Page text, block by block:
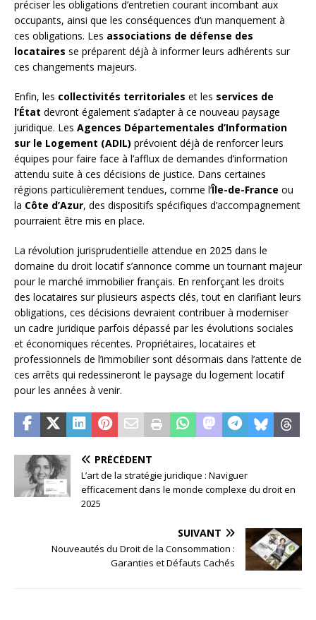
préciser les obligations d’entretien courant incombant aux
occupants, ainsi que les conséquences d’un manquement à
ces obligations. Les associations de défense des
locataires se préparent déjà à informer leurs adhérents sur
ces changements majeurs.
Enfin, les collectivités territoriales et les services de
l’État devront également s’adapter à ce nouveau paysage
juridique. Les Agences Départementales d’Information
sur le Logement (ADIL) prévoient déjà de renforcer leurs
équipes pour faire face à l’afflux de demandes d’information
attendu suite à ces décisions de justice. Dans certaines
régions particulièrement tendues, comme l’Île-de-France ou
la Côte d’Azur, des dispositifs spécifiques d’accompagnement
pourraient être mis en place.
La révolution jurisprudentielle attendue en 2025 dans le
domaine du droit locatif s’annonce comme un tournant majeur
pour le marché immobilier français. En renforçant les droits
des locataires sur plusieurs aspects clés, tout en clarifiant leurs
obligations, ces décisions devraient contribuer à moderniser
un cadre juridique parfois dépassé par les évolutions sociales
et économiques récentes. Propriétaires, locataires et
professionnels de l’immobilier sont désormais dans l’attente de
ces arrêts qui redessineront le paysage du logement locatif
pour les années à venir.
PRÉCÉDENT
L’art de la stratégie juridique : Naviguer
efficacement dans le monde complexe du droit en
2025
SUIVANT
Nouveautés du Droit de la Consommation :
Garanties et Défauts Cachés